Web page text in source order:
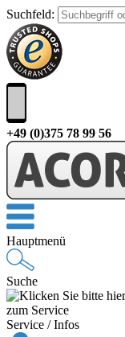
Suchfeld:
+49 (0)375 78 99 56
Hauptmenü
Suche
Service / Infos